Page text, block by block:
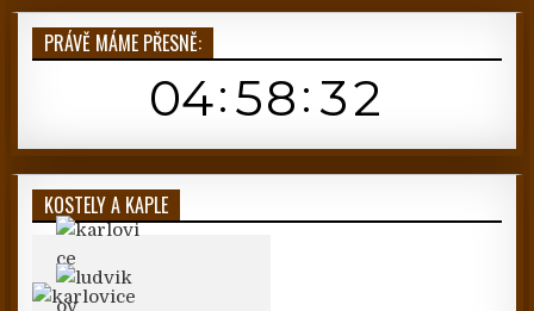
PRÁVĚ MÁME PŘESNĚ:
KOSTELY A KAPLE